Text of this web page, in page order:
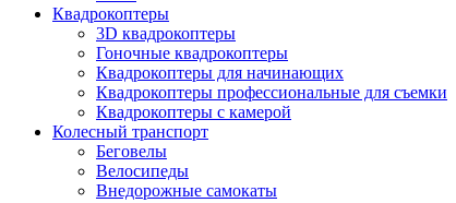
Квадрокоптеры
3D квадрокоптеры
Гоночные квадрокоптеры
Квадрокоптеры для начинающих
Квадрокоптеры профессиональные для съемки
Квадрокоптеры с камерой
Колесный транспорт
Беговелы
Велосипеды
Внедорожные самокаты